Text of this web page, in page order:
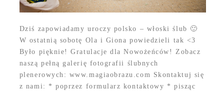
Dziś zapowiadamy uroczy polsko – włoski ślub 🙂
W ostatnią sobotę Ola i Giona powiedzieli tak <3
Było pięknie! Gratulacje dla Nowożeńców! Zobacz
naszą pełną galerię fotografii ślubnych
plenerowych: www.magiaobrazu.com Skontaktuj się
z nami: * poprzez formularz kontaktowy * pisząc